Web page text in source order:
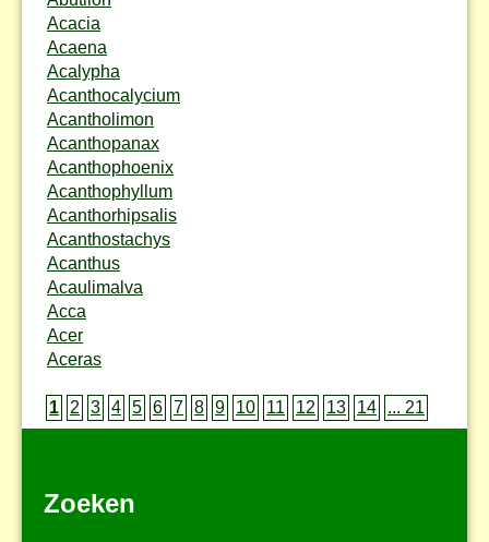
Acacia
Acaena
Acalypha
Acanthocalycium
Acantholimon
Acanthopanax
Acanthophoenix
Acanthophyllum
Acanthorhipsalis
Acanthostachys
Acanthus
Acaulimalva
Acca
Acer
Aceras
1 2 3 4 5 6 7 8 9 10 11 12 13 14 ... 21
Zoeken